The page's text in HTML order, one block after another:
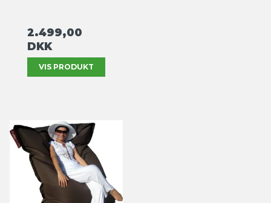
2.499,00
DKK
VIS PRODUKT